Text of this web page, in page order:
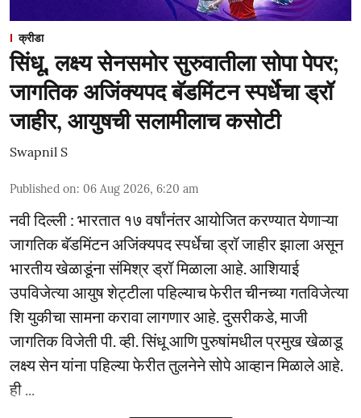
क्रीडा
सिंधू, लक्ष्य सेनसमोर सुरुवातीला सोपा पेपर;
जागतिक अजिंक्यपद बॅडमिंटन स्पर्धेचा ड्रॉ
जाहीर, आयुषची सलामीलाच कसोटी
Swapnil S
Published on: 06 Aug 2026, 6:20 am
नवी दिल्ली : भारतात १७ वर्षांनंतर आयोजित करण्यात येणाऱ्या
जागतिक बॅडमिंटन अजिंक्यपद स्पर्धेचा ड्रॉ जाहीर झाला असून
भारतीय खेळाडूंना संमिश्र ड्रॉ मिळाला आहे. आशियाई
उपविजेत्या आयुष शेट्टीला पहिल्याच फेरीत चीनच्या गतविजेत्या
शि युकीचा सामना करावा लागणार आहे. दुसरीकडे, माजी
जागतिक विजेती पी. व्ही. सिंधू आणि पुरुषांमधील प्रमुख खेळाडू
लक्ष्य सेन यांना पहिल्या फेरीत तुलनेने सोपे आव्हान मिळाले आहे.
ही ...